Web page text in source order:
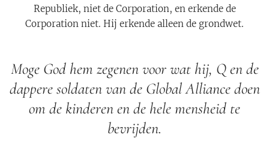
Republiek, niet de Corporation, en erkende de
Corporation niet. Hij erkende alleen de grondwet.
Moge God hem zegenen voor wat hij, Q en de
dappere soldaten van de Global Alliance doen
om de kinderen en de hele mensheid te
bevrijden.